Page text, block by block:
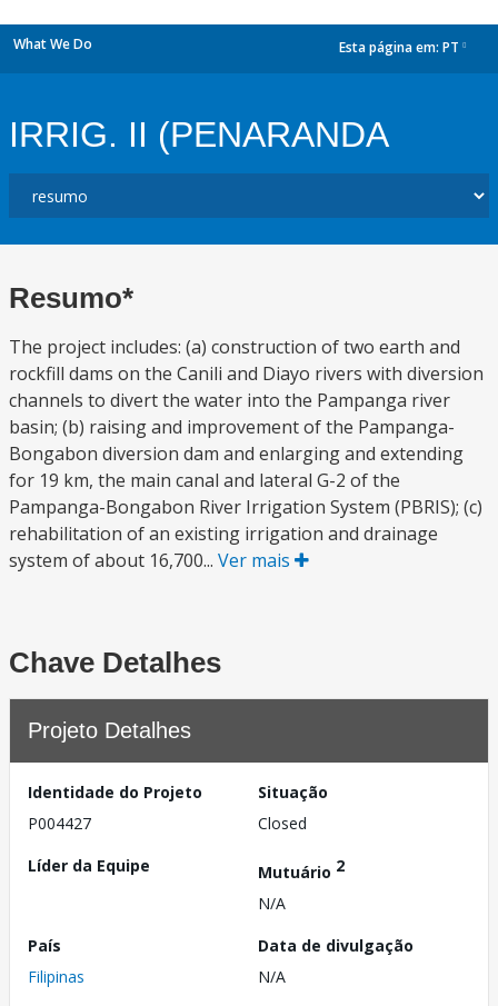
What We Do Esta página em: PT
IRRIG. II (PENARANDA
Resumo*
The project includes: (a) construction of two earth and
rockfill dams on the Canili and Diayo rivers with diversion
channels to divert the water into the Pampanga river
basin; (b) raising and improvement of the Pampanga-
Bongabon diversion dam and enlarging and extending
for 19 km, the main canal and lateral G-2 of the
Pampanga-Bongabon River Irrigation System (PBRIS); (c)
rehabilitation of an existing irrigation and drainage
system of about 16,700... Ver mais
Chave Detalhes
Projeto Detalhes
Identidade do Projeto
P004427
Situação
Closed
Líder da Equipe
Mutuário 2
N/A
País
Filipinas
Data de divulgação
N/A